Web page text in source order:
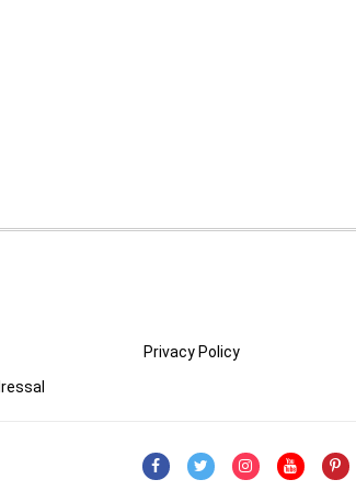
Privacy Policy